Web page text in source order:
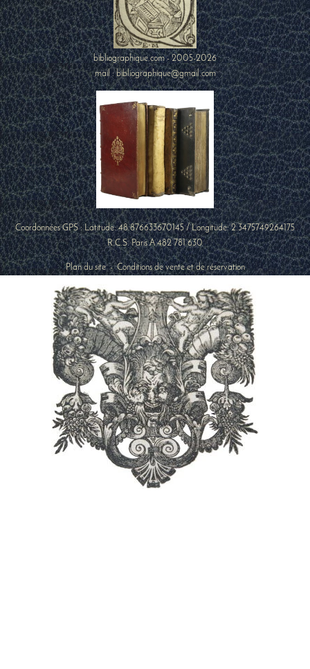
bibliographique.com - 2005-2026
mail : bibliographique@gmail.com
Coordonnées GPS : Latitude:48.876633670145/ Longitude:2.3475749264175
R.C.S. Paris A 482 781 630
Plan du site-Conditions de vente et de réservation